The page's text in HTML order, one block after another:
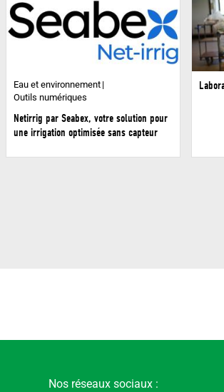
Eau et environnement
Outils numériques
Netirrig par Seabex, votre solution pour
une irrigation optimisée sans capteur
Nos réseaux sociaux :